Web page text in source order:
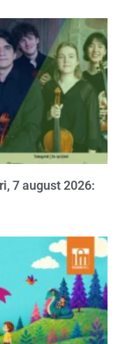
7 august 2026: